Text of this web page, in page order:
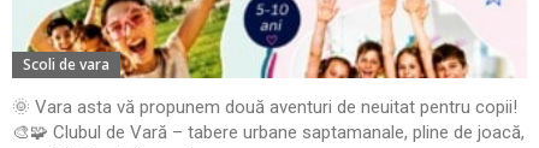
Scoli de vara
🌞 Vara asta vă propunem două aventuri de neuitat pentru copii!
🎨🧩 Clubul de Vară – tabere urbane saptamanale, pline de joacă,